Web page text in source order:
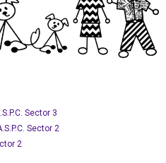
Sector 3
Sector 2
2